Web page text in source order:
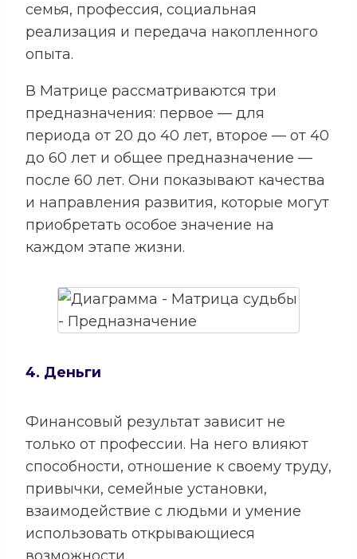
семья, профессия, социальная
реализация и передача накопленного
опыта.
В Матрице рассматриваются три
предназначения: первое — для
периода от 20 до 40 лет, второе — от 40
до 60 лет и общее предназначение —
после 60 лет. Они показывают качества
и направления развития, которые могут
приобретать особое значение на
каждом этапе жизни.
4. Деньги
Финансовый результат зависит не
только от профессии. На него влияют
способности, отношение к своему труду,
привычки, семейные установки,
взаимодействие с людьми и умение
использовать открывающиеся